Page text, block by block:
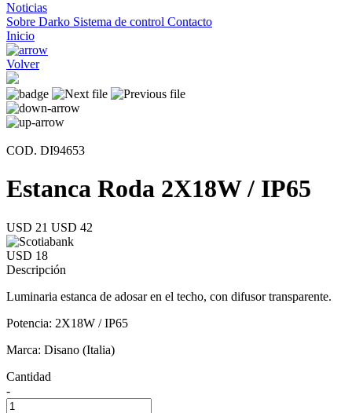
Noticias
Sobre Darko Sistema de control Contacto
Inicio
Volver
COD. DI94653
Estanca Roda 2X18W / IP65
USD 21 USD 42
USD 18
Descripción
Luminaria estanca de adosar en el techo, con difusor transparente.
Potencia: 2X18W / IP65
Marca: Disano (Italia)
Cantidad
-